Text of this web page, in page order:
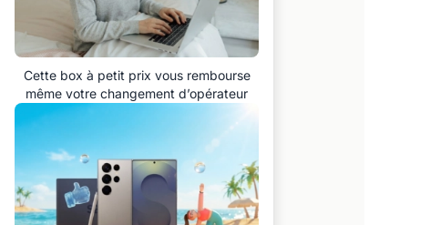
Cette box à petit prix vous rembourse
même votre changement d’opérateur